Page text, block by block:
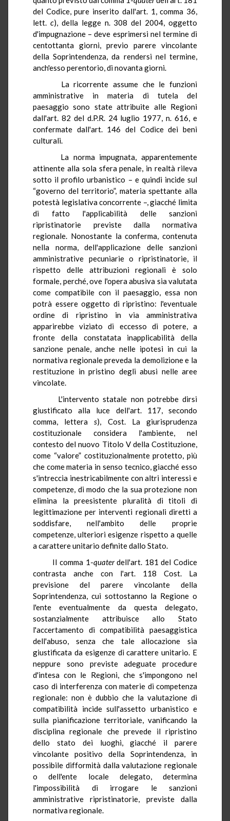
del Codice, pure inserito dall'art. 1, comma 36,
lett. c), della legge n. 308 del 2004, oggetto
d'impugnazione – deve esprimersi nel termine di
centottanta giorni, previo parere vincolante
della Soprintendenza, da rendersi nel termine,
anch'esso perentorio, di novanta giorni.
La ricorrente assume che le funzioni
amministrative in materia di tutela del
paesaggio sono state attribuite alle Regioni
dall'art. 82 del d.P.R. 24 luglio 1977, n. 616, e
confermate dall'art. 146 del Codice dei beni
culturali.
La norma impugnata, apparentemente
attinente alla sola sfera penale, in realtà rileva
sotto il profilo urbanistico – e quindi incide sul
“governo del territorio”, materia spettante alla
potestà legislativa concorrente –, giacché limita
di fatto l'applicabilità delle sanzioni
ripristinatorie previste dalla normativa
regionale. Nonostante la conferma, contenuta
nella norma, dell'applicazione delle sanzioni
amministrative pecuniarie o ripristinatorie, il
rispetto delle attribuzioni regionali è solo
formale, perché, ove l'opera abusiva sia valutata
come compatibile con il paesaggio, essa non
potrà essere oggetto di ripristino: l'eventuale
ordine di ripristino in via amministrativa
apparirebbe viziato di eccesso di potere, a
fronte della constatata inapplicabilità della
sanzione penale, anche nelle ipotesi in cui la
normativa regionale preveda la demolizione e la
restituzione in pristino degli abusi nelle aree
vincolate.
L'intervento statale non potrebbe dirsi
giustificato alla luce dell'art. 117, secondo
comma, letteras), Cost. La giurisprudenza
costituzionale considera l'ambiente, nel
contesto del nuovo Titolo V della Costituzione,
come “valore” costituzionalmente protetto, più
che come materia in senso tecnico, giacché esso
s'intreccia inestricabilmente con altri interessi e
competenze, di modo che la sua protezione non
elimina la preesistente pluralità di titoli di
legittimazione per interventi regionali diretti a
soddisfare, nell'ambito delle proprie
competenze, ulteriori esigenze rispetto a quelle
a carattere unitario definite dallo Stato.
Il comma 1-quaterdell'art. 181 del Codice
contrasta anche con l'art. 118 Cost. La
previsione del parere vincolante della
Soprintendenza, cui sottostanno la Regione o
l'ente eventualmente da questa delegato,
sostanzialmente attribuisce allo Stato
l'accertamento di compatibilità paesaggistica
dell'abuso, senza che tale allocazione sia
giustificata da esigenze di carattere unitario. E
neppure sono previste adeguate procedure
d'intesa con le Regioni, che s'impongono nel
caso di interferenza con materie di competenza
regionale: non è dubbio che la valutazione di
compatibilità incide sull'assetto urbanistico e
sulla pianificazione territoriale, vanificando la
disciplina regionale che prevede il ripristino
dello stato dei luoghi, giacché il parere
vincolante positivo della Soprintendenza, in
possibile difformità dalla valutazione regionale
o dell'ente locale delegato, determina
l'impossibilità di irrogare le sanzioni
amministrative ripristinatorie, previste dalla
normativa regionale.